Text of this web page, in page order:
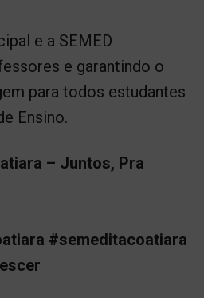
e a SEMED
e garantindo o
para todos estudantes
Ensino.
– Juntos, Pra
#semeditacoatiara